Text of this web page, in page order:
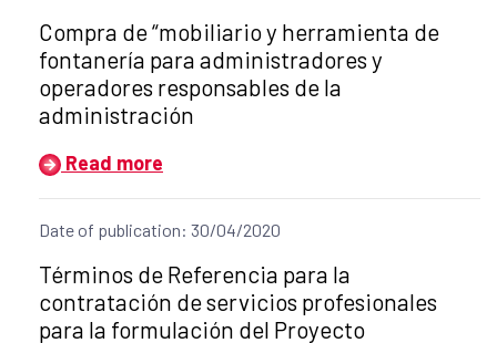
Title of the announcement:
Compra de “mobiliario y herramienta de
fontanería para administradores y
operadores responsables de la
administración
Read more
Date of publication: 30/04/2020
Title of the announcement:
Términos de Referencia para la
contratación de servicios profesionales
para la formulación del Proyecto